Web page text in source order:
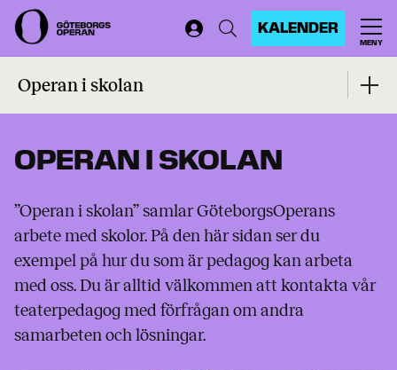
KALENDER
MENY
Start Operan i skolan
OPERAN I SKOLAN
”Operan i skolan” samlar GöteborgsOperans
arbete med skolor. På den här sidan ser du
exempel på hur du som är pedagog kan arbeta
med oss. Du är alltid välkommen att kontakta vår
teaterpedagog med förfrågan om andra
samarbeten och lösningar.
Operan i skolan